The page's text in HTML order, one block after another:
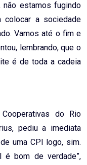
não estamos fugindo
colocar a sociedade
Vamos até o fim e
lembrando, que o
é de toda a cadeia
do Rio
pediu a imediata
uma CPI logo, sim.
é bom de verdade”,